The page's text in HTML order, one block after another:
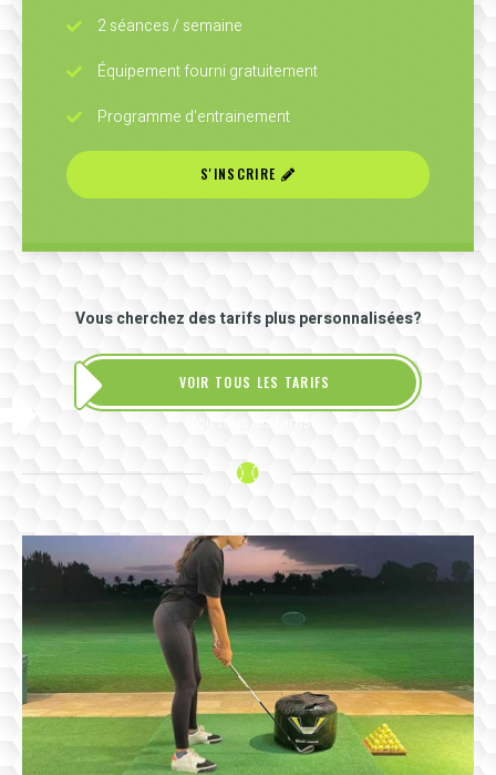
2 séances / semaine
Équipement fourni gratuitement
Programme d'entrainement
S'INSCRIRE
Vous cherchez des tarifs plus personnalisées?
VOIR TOUS LES TARIFS